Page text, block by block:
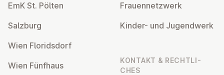
EmK St. Pölten
Salzburg
Wien Flo­rids­dorf
Wien Fünfhaus
Frau­en­netz­werk
Kinder- und Ju­gend­werk
KONTAKT & RECHT­LI­
CHES